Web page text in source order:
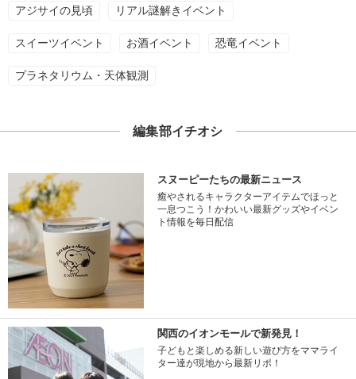
アジサイの見頃 リアル謎解きイベント
スイーツイベント お酒イベント 恐竜イベント
プラネタリウム・天体観測
編集部イチオシ
スヌーピーたちの最新ニュース
癒やされるキャラクターアイテムでほっと
一息つこう！かわいい最新グッズやイベン
ト情報を毎日配信
関西のイオンモールで新発見！
子どもと楽しめる新しい遊び方をママライ
ター達が現地から最新リポ！